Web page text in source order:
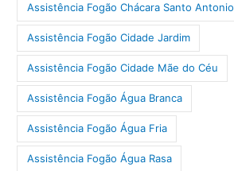
Assistência Fogão Chácara Santo Antonio
Assistência Fogão Cidade Jardim
Assistência Fogão Cidade Mãe do Céu
Assistência Fogão Água Branca
Assistência Fogão Água Fria
Assistência Fogão Água Rasa